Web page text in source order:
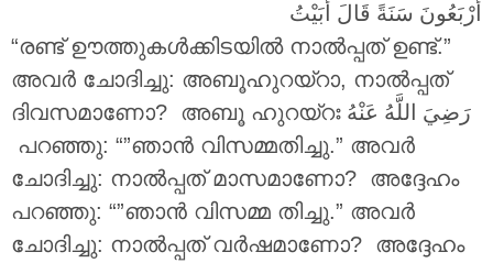
أَرْبَعُونَ سَنَةً قَالَ أَبَيْتُ
“രണ്ട് ഊത്തുകൾക്കിടയിൽ നാൽപ്പത് ഉണ്ട്.”
അവർ ചോദിച്ചു: അബൂഹുറയ്റാ, നാൽപ്പത്
ദിവസമാണോ? അബൂ ഹുറയ്റഃ ‎ رَضِيَ اللَّهُ عَنْهُ
പറഞ്ഞു: “”ഞാൻ വിസമ്മതിച്ചു.” അവർ
ചോദിച്ചു: നാൽപ്പത് മാസമാണോ? അദ്ദേഹം
പറഞ്ഞു: “”ഞാൻ വിസമ്മ തിച്ചു.” അവർ
ചോദിച്ചു: നാൽപ്പത് വർഷമാണോ? അദ്ദേഹം